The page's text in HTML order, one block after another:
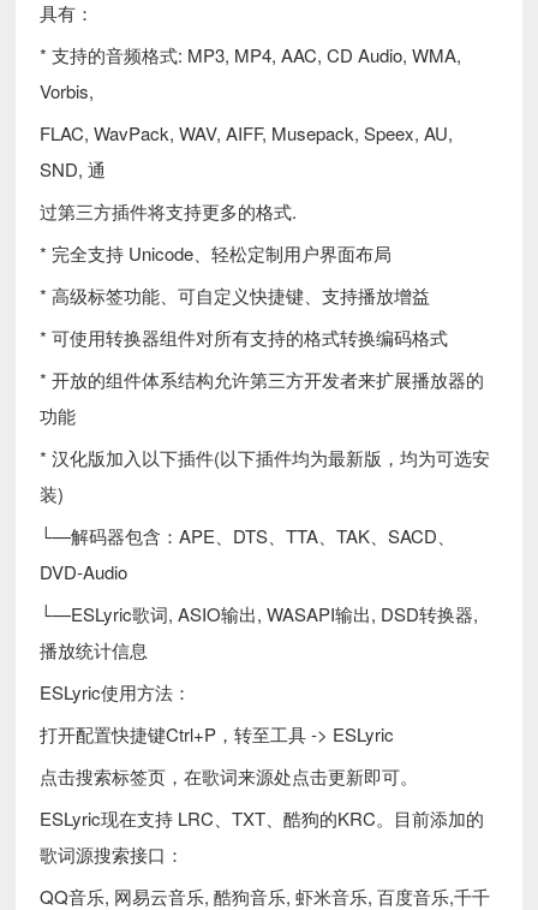
具有：
* 支持的音频格式: MP3, MP4, AAC, CD Audio, WMA,
Vorbis,
FLAC, WavPack, WAV, AIFF, Musepack, Speex, AU,
SND, 通
过第三方插件将支持更多的格式.
* 完全支持 Unicode、轻松定制用户界面布局
* 高级标签功能、可自定义快捷键、支持播放增益
* 可使用转换器组件对所有支持的格式转换编码格式
* 开放的组件体系结构允许第三方开发者来扩展播放器的
功能
* 汉化版加入以下插件(以下插件均为最新版，均为可选安
装)
└—解码器包含：APE、DTS、TTA、TAK、SACD、
DVD-Audio
└—ESLyric歌词, ASIO输出, WASAPI输出, DSD转换器,
播放统计信息
ESLyric使用方法：
打开配置快捷键Ctrl+P，转至工具 -> ESLyric
点击搜索标签页，在歌词来源处点击更新即可。
ESLyric现在支持 LRC、TXT、酷狗的KRC。目前添加的
歌词源搜索接口：
QQ音乐, 网易云音乐, 酷狗音乐, 虾米音乐, 百度音乐,千千